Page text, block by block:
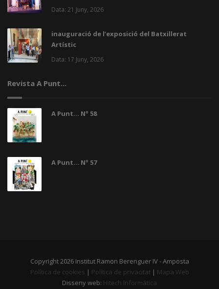
Data: 21 Juny, 2026
inauguració de l’exposició del Batxillerat
Artístic
Data: 17 Juny, 2026
Revista A Punt...
A Punt... Nº 58
A Punt... Nº 57
Copyright 2026 Institut Ramon Berenguer IV - Amposta
Política de cookies | Política de privacitat| Mapa Web
Disseny web: Hitech Informática